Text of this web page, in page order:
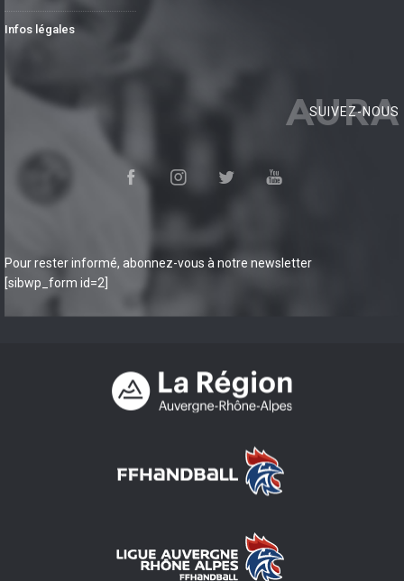
Infos légales
AURA
SUIVEZ-NOUS
Pour rester informé, abonnez-vous à notre newsletter
[sibwp_form id=2]